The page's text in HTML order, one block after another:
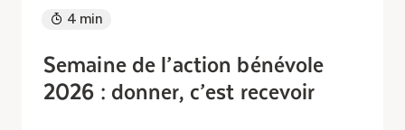
4 min
Semaine de l’action bénévole
2026 : donner, c’est recevoir